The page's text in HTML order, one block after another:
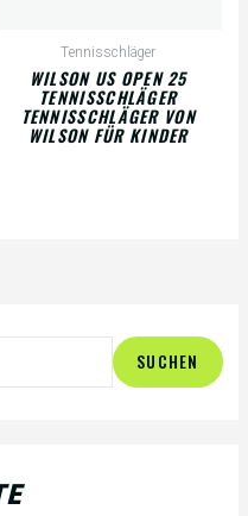
Tennisschläger
WILSON US OPEN 25
TENNISSCHLÄGER
TENNISSCHLÄGER VON
WILSON FÜR KINDER
SUCHEN